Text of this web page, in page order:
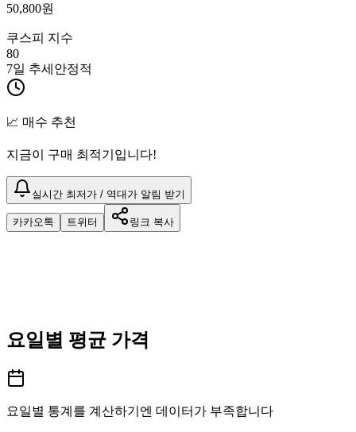
50,800원
쿠스피 지수
80
7일 추세 안정적
📈 매수 추천
지금이 구매 최적기입니다!
실시간 최저가 / 역대가 알림 받기
카카오톡 트위터 링크 복사
요일별 평균 가격
요일별 통계를 계산하기엔 데이터가 부족합니다